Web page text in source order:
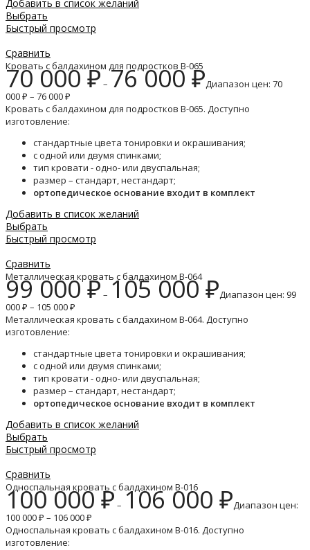
Добавить в список желаний
Выбрать
Быстрый просмотр
Сравнить
Кровать с балдахином для подростков B-065
70 000₽– 76 000₽Диапазон цен: 70
000 ₽ – 76 000 ₽
Кровать с балдахином для подростков B-065. Доступно
изготовление:
стандартные цвета тонировки и окрашивания;
с одной или двумя спинками;
тип кровати - одно- или двуспальная;
размер – стандарт, нестандарт;
ортопедическое основание входит в комплект
Добавить в список желаний
Выбрать
Быстрый просмотр
Сравнить
Металлическая кровать с балдахином B-064
99 000₽– 105 000₽Диапазон цен: 99
000 ₽ – 105 000 ₽
Металлическая кровать с балдахином B-064. Доступно
изготовление:
стандартные цвета тонировки и окрашивания;
с одной или двумя спинками;
тип кровати - одно- или двуспальная;
размер – стандарт, нестандарт;
ортопедическое основание входит в комплект
Добавить в список желаний
Выбрать
Быстрый просмотр
Сравнить
Односпальная кровать с балдахином B-016
100 000₽– 106 000 ₽Диапазон цен:
100 000 ₽ – 106 000 ₽
Односпальная кровать с балдахином B-016. Доступно
изготовление: